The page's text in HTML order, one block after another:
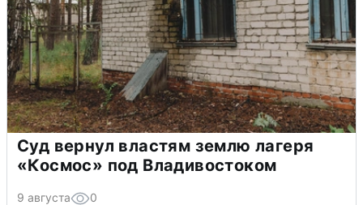
Суд вернул властям землю лагеря
«Космос» под Владивостоком
9 августа 0